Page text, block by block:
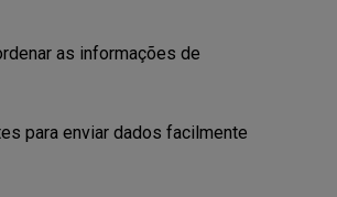
as informações de
para enviar dados facilmente